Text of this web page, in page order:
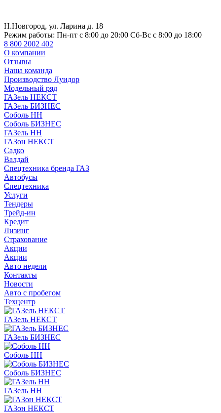
Н.Новгород, ул. Ларина д. 18
Режим работы: Пн-пт с 8:00 до 20:00 Сб-Вс с 8:00 до 18:00
8 800 2002 402
О компании
Отзывы
Наша команда
Производство Луидор
Модельный ряд
ГАЗель НЕКСТ
ГАЗель БИЗНЕС
Соболь НН
Соболь БИЗНЕС
ГАЗель НН
ГАЗон НЕКСТ
Садко
Валдай
Спецтехника бренда ГАЗ
Автобусы
Спецтехника
Услуги
Тендеры
Трейд-ин
Кредит
Лизинг
Страхование
Акции
Акции
Авто недели
Контакты
Новости
Авто с пробегом
Техцентр
ГАЗель НЕКСТ
ГАЗель БИЗНЕС
Соболь НН
Соболь БИЗНЕС
ГАЗель НН
ГАЗон НЕКСТ